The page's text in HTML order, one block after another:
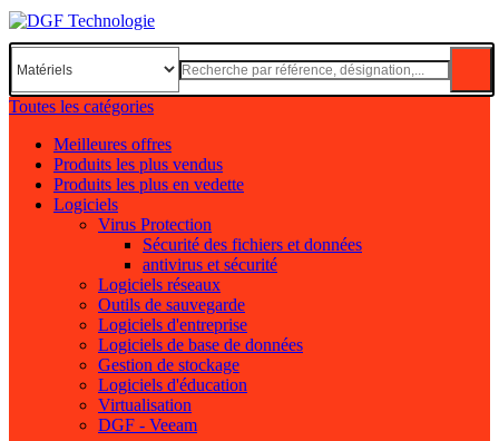
Toutes les catégories
Meilleures offres
Produits les plus vendus
Produits les plus en vedette
Logiciels
Virus Protection
Sécurité des fichiers et données
antivirus et sécurité
Logiciels réseaux
Outils de sauvegarde
Logiciels d'entreprise
Logiciels de base de données
Gestion de stockage
Logiciels d'éducation
Virtualisation
DGF - Veeam